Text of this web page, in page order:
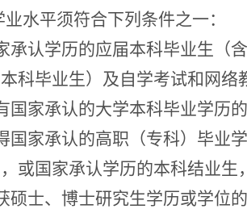
业水平须符合下列条件之一：
承认学历的应届本科毕业生（
科毕业生）及自学考试和网络
国家承认的大学本科毕业学历的
国家承认的高职 （专科） 毕业
或国家承认学历的本科结业生
硕士、博士研究生学历或学位的